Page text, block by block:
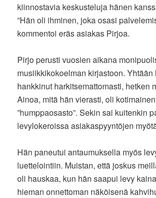
kiinnostavia keskusteluja hänen
”Hän oli ihminen, joka osasi
kommentoi eräs asiakas Pirjoa.
Pirjo perusti vuosien aikana
musiikkikokoelman kirjastoon. Yhtään
hankkinut harkitsemattomasti, hetken
Ainoa, mitä hän vierasti, oli kotimainen
”humppaosasto”. Sekin sai kuitenkin
levylokeroissa asiakaspyyntöjen
Hän paneutui antaumuksella myös
luettelointiin. Muistan, että joskus
oli hauskaa, kun hän saapui levy
hieman onnettoman näköisenä